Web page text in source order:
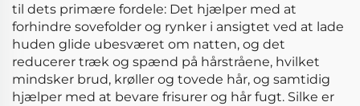
til dets primære fordele: Det hjælper med at
forhindre sovefolder og rynker i ansigtet ved at lade
huden glide ubesværet om natten, og det
reducerer træk og spænd på hårstråene, hvilket
mindsker brud, krøller og tovede hår, og samtidig
hjælper med at bevare frisurer og hår fugt. Silke er